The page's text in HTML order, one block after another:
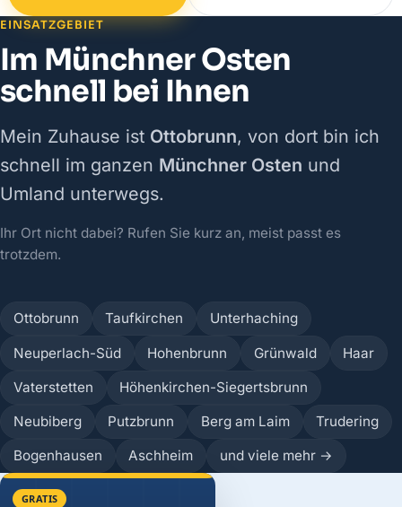
EINSATZGEBIET
Im Münchner Osten
schnell bei Ihnen
Mein Zuhause ist Ottobrunn, von dort bin ich
schnell im ganzen Münchner Osten und
Umland unterwegs.
Ihr Ort nicht dabei? Rufen Sie kurz an, meist passt es
trotzdem.
Ottobrunn Taufkirchen Unterhaching
Neuperlach-Süd Hohenbrunn Grünwald Haar
Vaterstetten Höhenkirchen-Siegertsbrunn
Neubiberg Putzbrunn Berg am Laim Trudering
Bogenhausen Aschheim und viele mehr →
GRATIS